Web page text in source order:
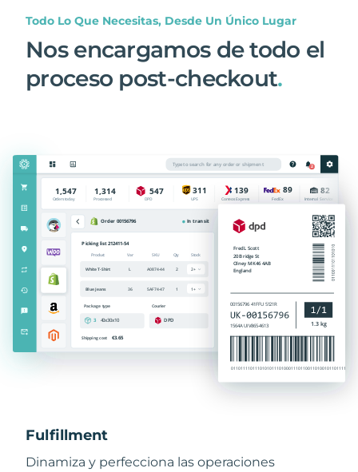
Todo Lo Que Necesitas, Desde Un Único Lugar
Nos encargamos de todo el
proceso post-checkout.
Fulfillment
Dinamiza y perfecciona las operaciones